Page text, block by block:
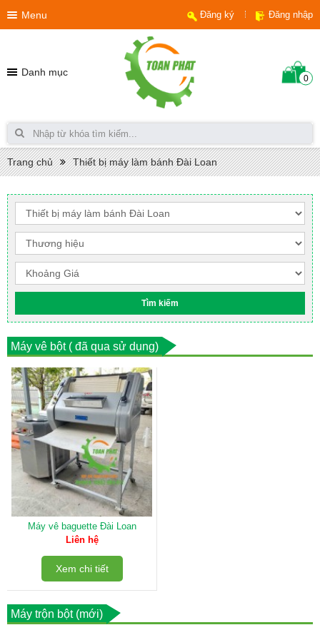
Menu Đăng ký Đăng nhập
Danh mục
0
Trang chủ Thiết bị máy làm bánh Đài Loan
Máy vê bột ( đã qua sử dụng)
Máy vê baguette Đài Loan
Liên hệ
Xem chi tiết
Máy trộn bột (mới)